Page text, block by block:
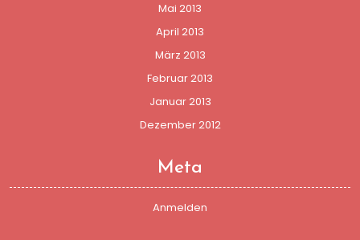
Mai 2013
April 2013
März 2013
Februar 2013
Januar 2013
Dezember 2012
Meta
Anmelden